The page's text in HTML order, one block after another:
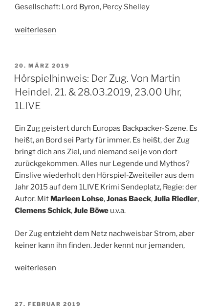
Gesellschaft: Lord Byron, Percy Shelley
„Hörspiel:
reißen
mich
in
Stücke.
Von
Cristin
König.
27.03.2019,
NDR
Kultur“
weiterlesen
VERÖFFENTLICHT
AM
20. MÄRZ 2019
Hörspielhinweis: Der Zug. Von Martin
Heindel. 21. & 28.03.2019, 23.00 Uhr,
1LIVE
Ein Zug geistert durch Europas Backpacker-Szene. Es
heißt, an Bord sei Party für immer. Es heißt, der Zug
bringt dich ans Ziel, und niemand sei je von dort
zurückgekommen. Alles nur Legende und Mythos?
Einslive wiederholt den Hörspiel-Zweiteiler aus dem
Jahr 2015 auf dem 1LIVE Krimi Sendeplatz, Regie: der
Autor. Mit Marleen Lohse,Jonas Baeck,Julia Riedler,
Clemens Schick,Jule Böwe u.v.a.
Der Zug entzieht dem Netz nachweisbar Strom, aber
keiner kann ihn finden. Jeder kennt nur jemanden,
„Hörspielhinweis:
Von
weiterlesen
VERÖFFENTLICHT
27. FEBRUAR 2019